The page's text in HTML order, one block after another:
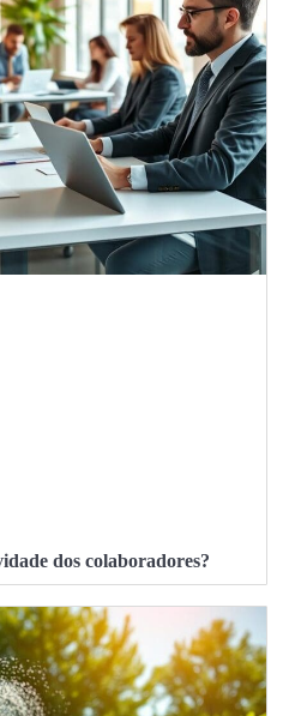
dos colaboradores?